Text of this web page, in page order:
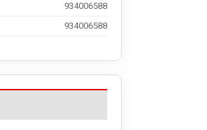
934006588
934006588